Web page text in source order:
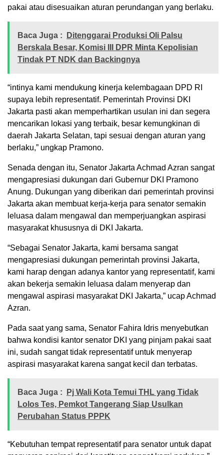
pakai atau disesuaikan aturan perundangan yang berlaku.
Baca Juga :
Ditenggarai Produksi Oli Palsu
Berskala Besar, Komisi III DPR Minta Kepolisian
Tindak PT NDK dan Backingnya
“intinya kami mendukung kinerja kelembagaan DPD RI
supaya lebih representatif. Pemerintah Provinsi DKI
Jakarta pasti akan memperhartikan usulan ini dan segera
mencarikan lokasi yang terbaik, besar kemungkinan di
daerah Jakarta Selatan, tapi sesuai dengan aturan yang
berlaku,” ungkap Pramono.
Senada dengan itu, Senator Jakarta Achmad Azran sangat
mengapresiasi dukungan dari Gubernur DKI Pramono
Anung. Dukungan yang diberikan dari pemerintah provinsi
Jakarta akan membuat kerja-kerja para senator semakin
leluasa dalam mengawal dan memperjuangkan aspirasi
masyarakat khususnya di DKI Jakarta.
“Sebagai Senator Jakarta, kami bersama sangat
mengapresiasi dukungan pemerintah provinsi Jakarta,
kami harap dengan adanya kantor yang representatif, kami
akan bekerja semakin leluasa dalam menyerap dan
mengawal aspirasi masyarakat DKI Jakarta,” ucap Achmad
Azran.
Pada saat yang sama, Senator Fahira Idris menyebutkan
bahwa kondisi kantor senator DKI yang pinjam pakai saat
ini, sudah sangat tidak representatif untuk menyerap
aspirasi masyarakat karena sangat kecil dan terbatas.
Baca Juga :
Pj Wali Kota Temui THL yang Tidak
Lolos Tes, Pemkot Tangerang Siap Usulkan
Perubahan Status PPPK
“Kebutuhan tempat representatif para senator untuk dapat